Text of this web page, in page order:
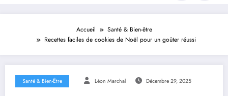
Accueil
Santé & Bien-être
Recettes faciles de cookies de Noël pour un goûter réussi
Santé & Bien-Être Léon Marchal Décembre 29, 2025